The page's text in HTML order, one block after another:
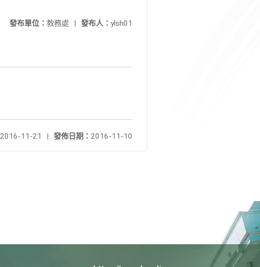
發布人： ylsh01
發布單位： 教務處 |
發佈日期： 2016-11-10
2016-11-21 |